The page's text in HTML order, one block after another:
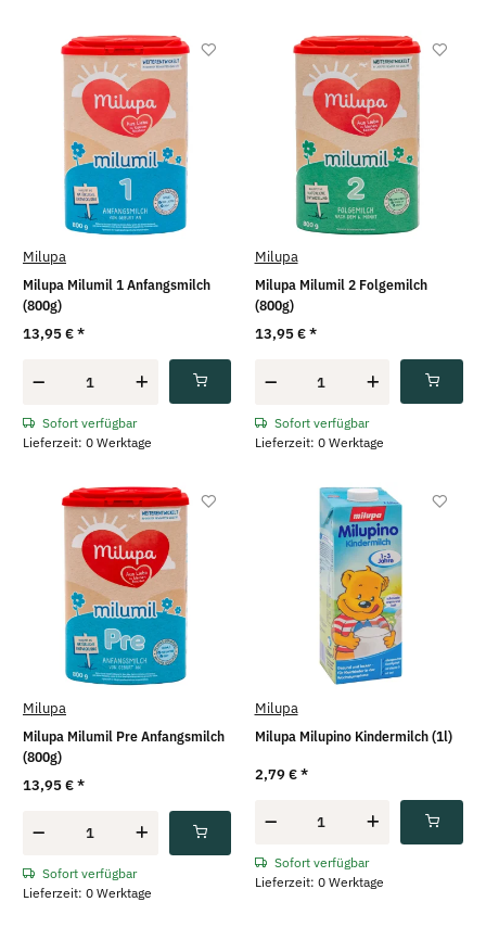
Milupa
Milupa Milumil 1 Anfangsmilch
(800g)
13,95 €*
Sofort verfügbar
Lieferzeit: 0 Werktage
Milupa
Milupa Milumil 2 Folgemilch
(800g)
13,95 €*
Sofort verfügbar
Lieferzeit: 0 Werktage
Milupa
Milupa Milumil Pre Anfangsmilch
(800g)
13,95 €*
Sofort verfügbar
Lieferzeit: 0 Werktage
Milupa
Milupa Milupino Kindermilch (1l)
2,79 €*
Sofort verfügbar
Lieferzeit: 0 Werktage